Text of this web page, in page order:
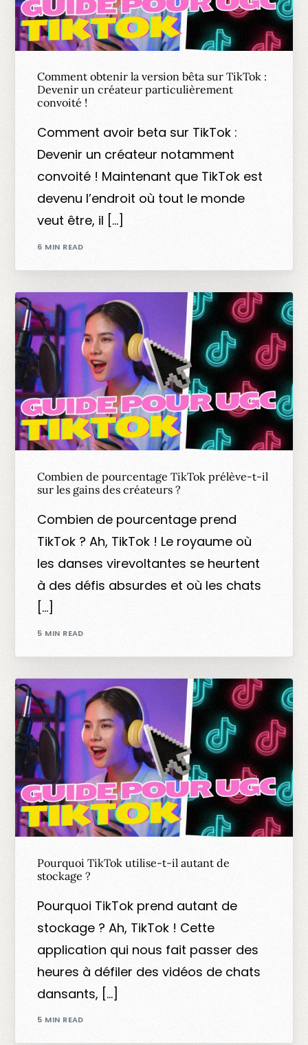
Comment obtenir la version bêta sur TikTok :
Devenir un créateur particulièrement
convoité !
Comment avoir beta sur TikTok :
Devenir un créateur notamment
convoité ! Maintenant que TikTok est
devenu l’endroit où tout le monde
veut être, il […]
6 MIN READ
Combien de pourcentage TikTok prélève-t-il
sur les gains des créateurs ?
Combien de pourcentage prend
TikTok ? Ah, TikTok ! Le royaume où
les danses virevoltantes se heurtent
à des défis absurdes et où les chats
[…]
5 MIN READ
Pourquoi TikTok utilise-t-il autant de
stockage ?
Pourquoi TikTok prend autant de
stockage ? Ah, TikTok ! Cette
application qui nous fait passer des
heures à défiler des vidéos de chats
dansants, […]
5 MIN READ